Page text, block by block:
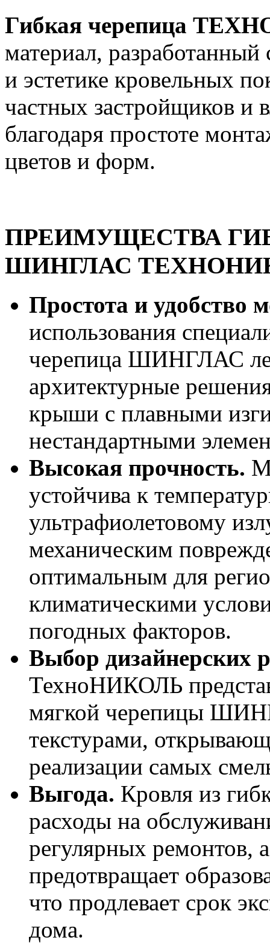
Гибкая черепица
материал, разработанный
и эстетике кровельных
частных застройщиков и
благодаря простоте
цветов и форм.
ПРЕИМУЩЕСТВА
ШИНГЛАС
Простота и удобство
использования
черепица ШИНГЛАС
архитектурные
крыши с плавными
нестандартными
Высокая прочность.
устойчива к
ультрафиолетовому
механическим
оптимальным для
климатическими
погодных факторов.
Выбор дизайнерских
ТехноНИКОЛЬ
мягкой черепицы
текстурами,
реализации самых
Выгода. Кровля из
расходы на
регулярных ремонтов,
предотвращает
что продлевает срок
дома.